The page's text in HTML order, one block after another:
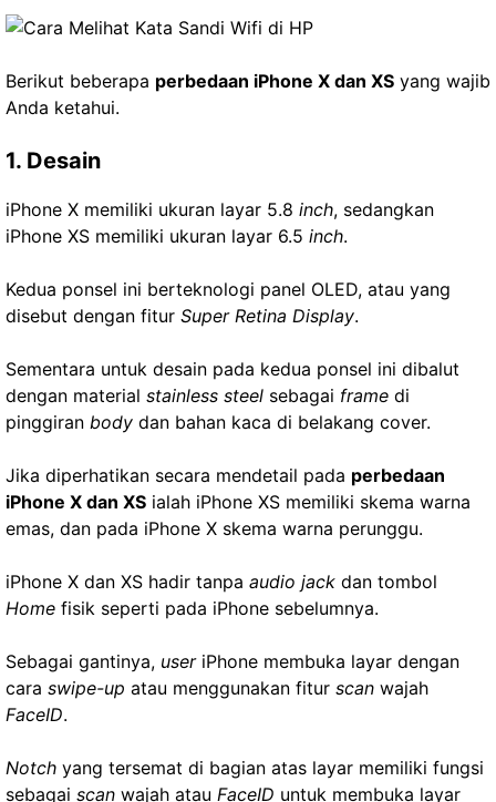
Berikut beberapa perbedaan iPhone X dan XS yang wajib
Anda ketahui.
1. Desain
iPhone X memiliki ukuran layar 5.8 inch, sedangkan
iPhone XS memiliki ukuran layar 6.5 inch.
Kedua ponsel ini berteknologi panel OLED, atau yang
disebut dengan fitur Super Retina Display.
Sementara untuk desain pada kedua ponsel ini dibalut
dengan material stainless steel sebagai frame di
pinggiran body dan bahan kaca di belakang cover.
Jika diperhatikan secara mendetail pada perbedaan
iPhone X dan XS ialah iPhone XS memiliki skema warna
emas, dan pada iPhone X skema warna perunggu.
iPhone X dan XS hadir tanpa audio jack dan tombol
Home fisik seperti pada iPhone sebelumnya.
Sebagai gantinya, useriPhone membuka layar dengan
cara swipe-up atau menggunakan fitur scan wajah
FaceID.
Notch yang tersemat di bagian atas layar memiliki fungsi
sebagai scan wajah atau FaceID untuk membuka layar